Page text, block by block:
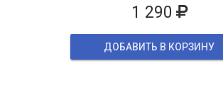
1 290
ДОБАВИТЬ В КОРЗИНУ